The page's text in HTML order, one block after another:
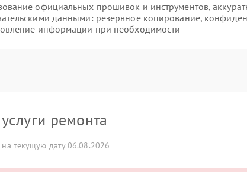
официальных прошивок и инструментов,
данными: резервное копирование,
информации при необходимости
ремонта
текущую дату 06.08.2026